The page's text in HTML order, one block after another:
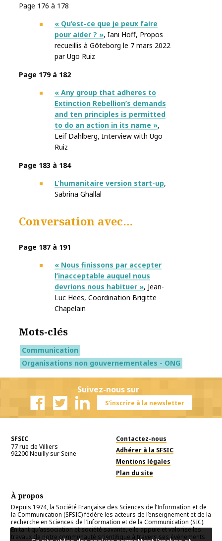
Page 176 à 178
« Qu’est-ce que je peux faire
pour aider ? », Iani Hoff, Propos
recueillis à Göteborg le 7 mars 2022
par Ugo Ruiz
Page 179 à 182
« Any group that adheres to
Extinction Rebellion’s demands
and ten principles is permitted
to do an action in its name »,
Leif Dahlberg, Interview with Ugo
Ruiz
Page 183 à 184
L’humanitaire version start-up,
Sabrina Ghallal
Conversation avec…
Page 187 à 191
« Nous finissons par accepter
l’inacceptable auquel nous
devrions nous habituer », Jean-
Luc Hees, Coordination Brigitte
Chapelain
Mots-clés
Communication
Organisations non gouvernementales - ONG
Suivez-nous sur
S'inscrire à la newsletter
SFSIC
77 rue de Villiers
92200Neuilly sur Seine
Contactez-nous
Adhérer à la SFSIC
Mentions légales
Plan du site
À propos
Depuis 1974, la Société Française des Sciences de l’Information et de
la Communication (SFSIC) fédère les acteurs de l’enseignement et de la
recherche en Sciences de l’Information et de la Communication (SIC).
En tant qu’association et société savante, elle appuie et valorise les
travaux de notre communauté scientifique à travers ses événements